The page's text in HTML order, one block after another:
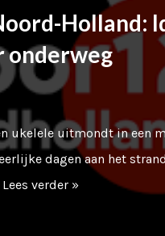
Holland:
onderweg
ukelele uitmondt in een
dagen aan het
Lees verder »